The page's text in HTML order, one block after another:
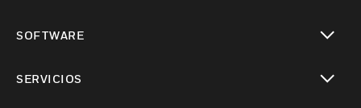
SOFTWARE
SERVICIOS